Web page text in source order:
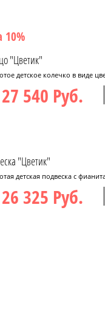
10%
"Цветик"
детское колечко в виде
27 540 Руб.
"Цветик"
детская подвеска с
26 325 Руб.